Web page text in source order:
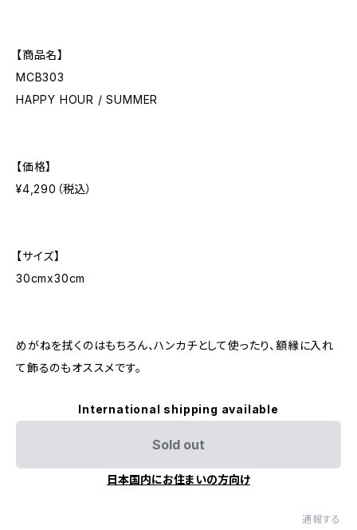
【商品名】
MCB303
HAPPY HOUR / SUMMER
【価格】
¥4,290（税込）
【サイズ】
30cmx30cm
めがねを拭くのはもちろん、ハンカチとして使ったり、額縁に入れ
て飾るのもオススメです。
International shipping available
Sold out
日本国内にお住まいの方向け
通報する